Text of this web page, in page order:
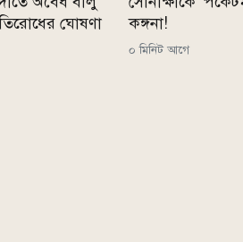
ঘোষণা
কঙ্গনা!
০ মিনিট আগে